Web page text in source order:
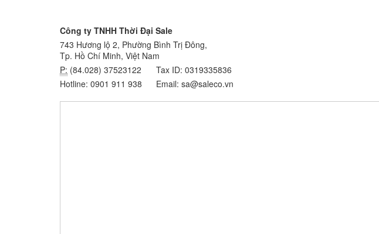
Công ty TNHH Thời Đại Sale
743 Hương lộ 2, Phường Bình Trị Đông,
Tp. Hồ Chí Minh, Việt Nam
P: (84.028) 37523122
Tax ID: 0319335836
Hotline: 0901 911 938
Email: sa@saleco.vn